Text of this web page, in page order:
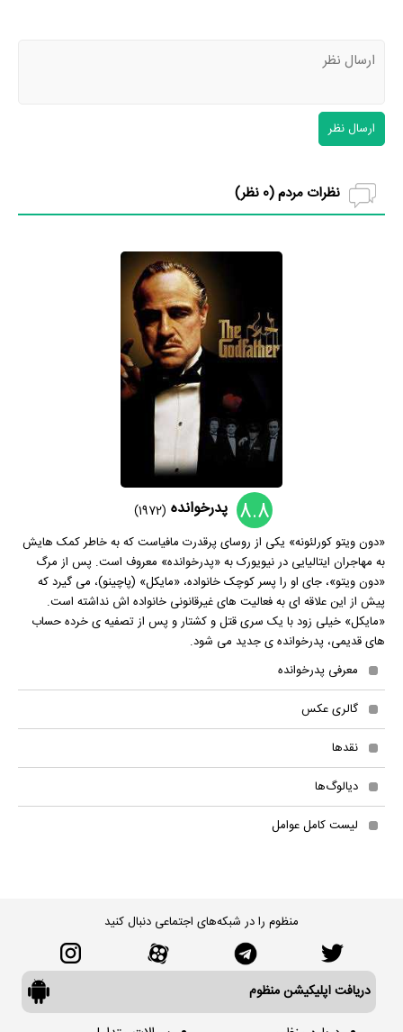
ارسال نظر
نظرات مردم (0 نظر)
8.8 پدرخوانده (1972)
«دون ویتو کورلئونه» یکی از روسای پرقدرت مافیاست که به خاطر کمک هایش
به مهاجران ایتالیایی در نیویورک به «پدرخوانده» معروف است. پس از مرگ
«دون ویتو»، جای او را پسر کوچک خانواده، «مایکل» (پاچینو)، می گیرد که
پیش از این علاقه ای به فعالیت های غیرقانونی خانواده اش نداشته است.
«مایکل» خیلی زود با یک سری قتل و کشتار و پس از تصفیه ی خرده حساب
های قدیمی، پدرخوانده ی جدید می شود.
معرفی پدرخوانده
گالری عکس
نقدها
دیالوگ‌ها
لیست کامل عوامل
منظوم را در شبکه‌های اجتماعی دنبال کنید
دریافت اپلیکیشن منظوم